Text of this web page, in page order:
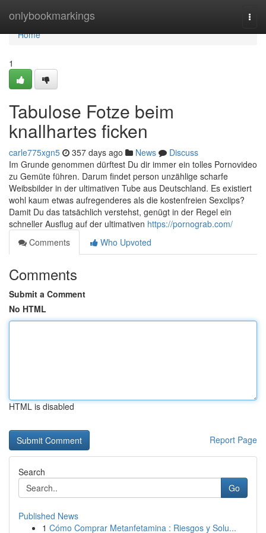
onlybookmarkings
Home
Home
1
Tabulose Fotze beim
knallhartes ficken
carle775xgn5 357 days ago News
Discuss
Im Grunde genommen dürftest Du dir immer ein tolles Pornovideo
zu Gemüte führen. Darum findet person unzählige scharfe
Weibsbilder in der ultimativen Tube aus Deutschland. Es existiert
wohl kaum etwas aufregenderes als die kostenfreien Sexclips?
Damit Du das tatsächlich verstehst, genügt in der Regel ein
schneller Ausflug auf der ultimativen https://pornograb.com/
Comments
Who Upvoted
Comments
Submit a Comment
No HTML
HTML is disabled
Report Page
Search
Go
Published News
1 Cómo Comprar Metanfetamina : Riesgos y Solu...